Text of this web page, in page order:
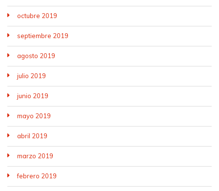
octubre 2019
septiembre 2019
agosto 2019
julio 2019
junio 2019
mayo 2019
abril 2019
marzo 2019
febrero 2019